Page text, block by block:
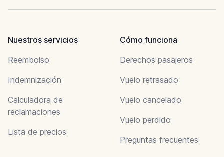
Nuestros servicios
Reembolso
Indemnización
Calculadora de
reclamaciones
Lista de precios
Cómo funciona
Derechos pasajeros
Vuelo retrasado
Vuelo cancelado
Vuelo perdido
Preguntas frecuentes